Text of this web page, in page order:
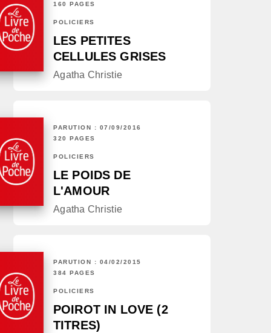
160 PAGES
POLICIERS
LES PETITES
CELLULES GRISES
Agatha Christie
PARUTION : 07/09/2016
320 PAGES
POLICIERS
LE POIDS DE
L'AMOUR
Agatha Christie
PARUTION : 04/02/2015
384 PAGES
POLICIERS
POIROT IN LOVE (2
TITRES)